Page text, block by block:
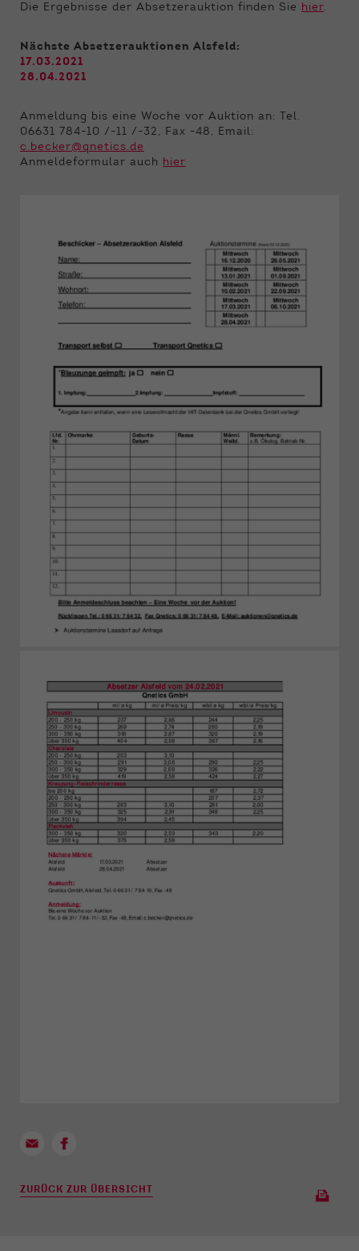
Die Ergebnisse der Absetzerauktion finden Sie hier.
Nächste Absetzerauktionen Alsfeld:
17.03.2021
28.04.2021
Anmeldung bis eine Woche vor Auktion an: Tel.
06631 784-10 /-11 /-32, Fax -48, Email:
c.becker@qnetics.de
Anmeldeformular auch hier
ZURÜCK ZUR ÜBERSICHT